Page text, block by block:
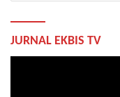
JURNAL EKBIS TV